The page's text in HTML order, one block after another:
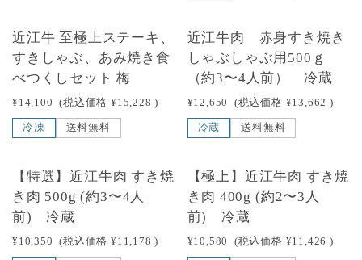
近江牛 至極上ステーキ、
すきしゃぶ、あみ焼き食
べつくしセット 梅
¥14,100 (税込価格 ¥15,228 )
冷凍 送料無料
NEW
近江牛肉 赤身すき焼き
しゃぶしゃぶ用500ｇ
（約3〜4人前） 冷蔵
¥12,650 (税込価格 ¥13,662 )
冷蔵 送料無料
【特選】近江牛肉 すき焼
き肉 500g (約3〜4人
前) 冷蔵
¥10,350 (税込価格 ¥11,178 )
【極上】近江牛肉 すき焼
き肉 400g (約2〜3人
前) 冷蔵
¥10,580 (税込価格 ¥11,426 )